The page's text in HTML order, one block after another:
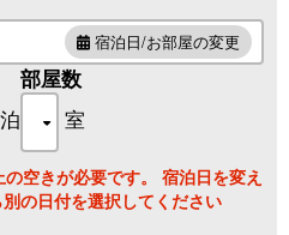
スタオル、フェイスタオル、
・綿棒セット、シェーバー
トイレ・洗面室完備、ガスグ
、流し台
宿泊日/お部屋の変更
泊
部屋数
室
空きが必要です。 宿泊日を変え
の日付を選択してください